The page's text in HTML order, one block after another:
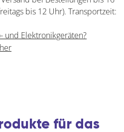
bis 12 Uhr). Transportzeit:
und Elektronikgeräten?
für das